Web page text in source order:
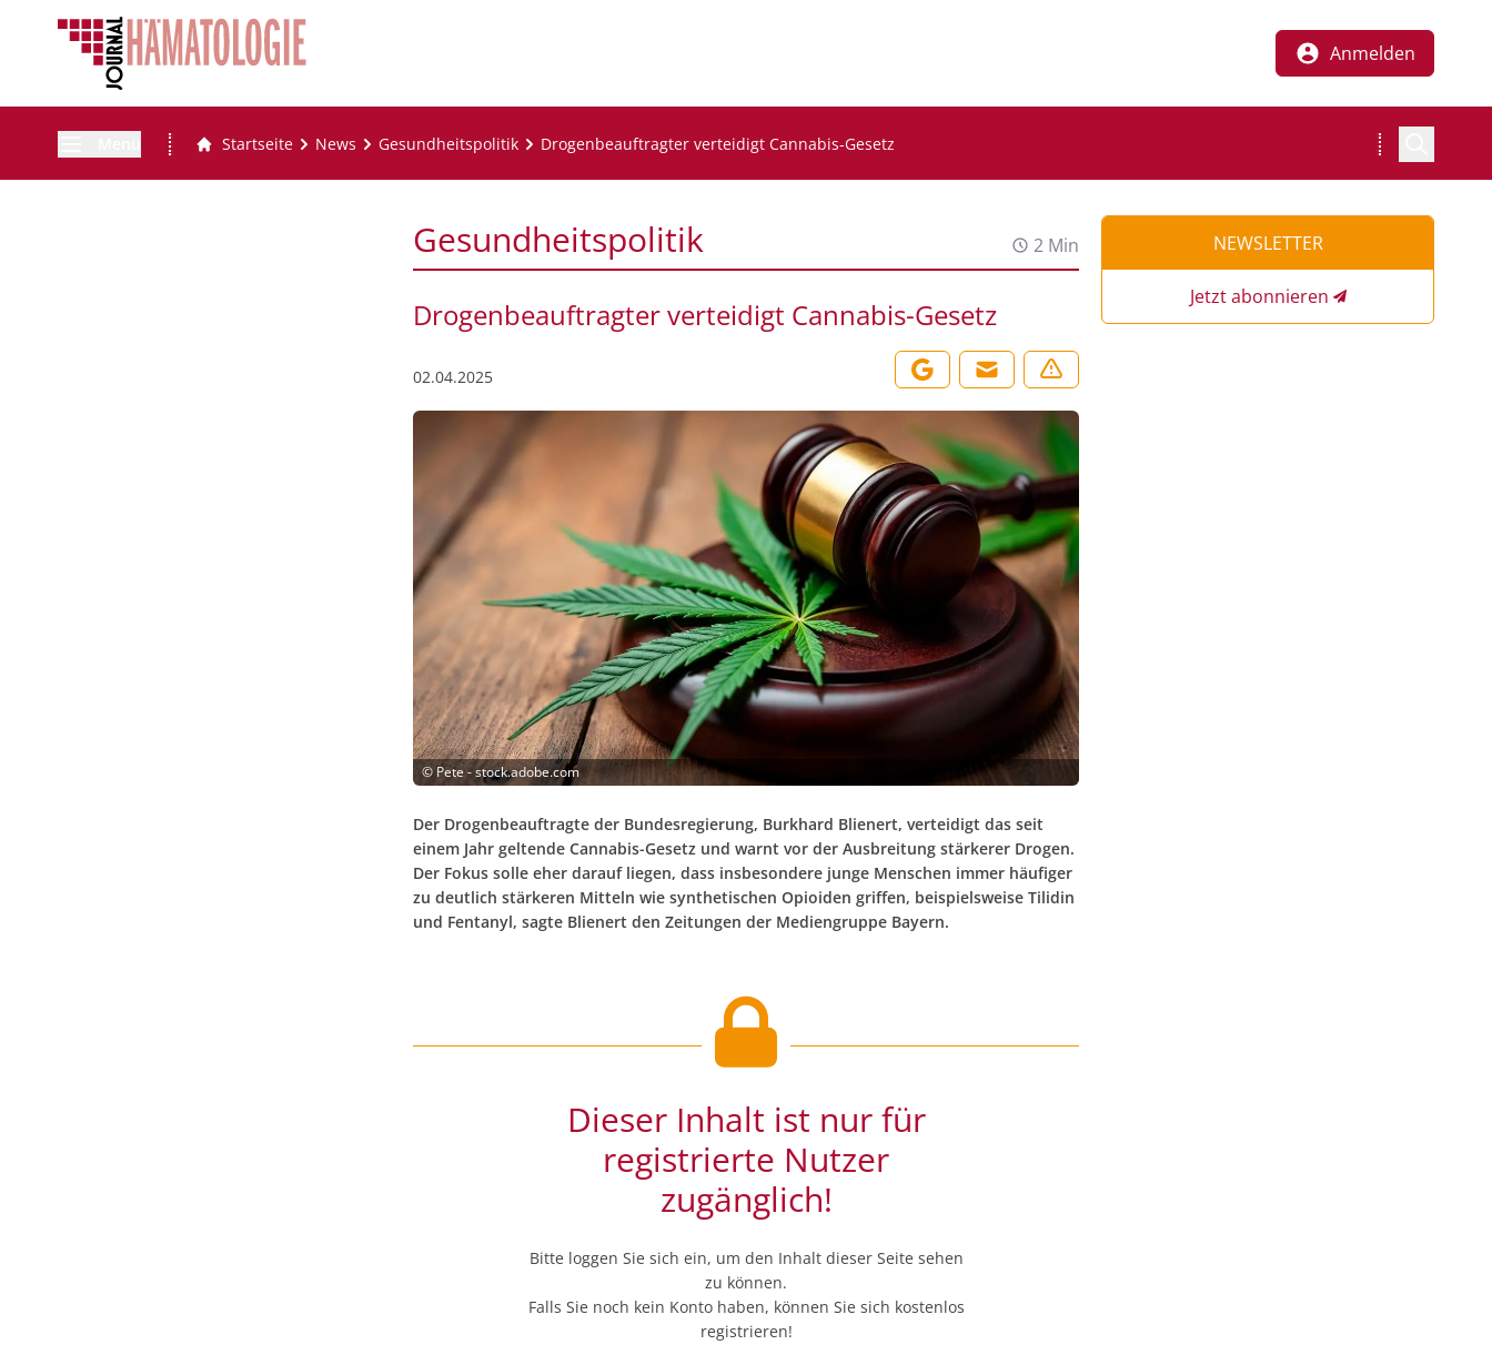
Anmelden
Startseite News Gesundheitspolitik Drogenbeauftragter verteidigt Cannabis-Gesetz
Gesundheitspolitik 2 Min
Drogenbeauftragter verteidigt Cannabis-Gesetz
02.04.2025
©Pete - stock.adobe.com
Der Drogenbeauftragte der Bundesregierung, Burkhard Blienert, verteidigt das seit
einem Jahr geltende Cannabis-Gesetz und warnt vor der Ausbreitung stärkerer Drogen.
Der Fokus solle eher darauf liegen, dass insbesondere junge Menschen immer häufiger
zu deutlich stärkeren Mitteln wie synthetischen Opioiden griffen, beispielsweise Tilidin
und Fentanyl, sagte Blienert den Zeitungen der Mediengruppe Bayern.
Dieser Inhalt ist nur für
registrierte Nutzer
zugänglich!
Bitte loggen Sie sich ein, um den Inhalt dieser Seite sehen
zu können.
Falls Sie noch kein Konto haben, können Sie sich kostenlos
registrieren!
NEWSLETTER
Jetzt abonnieren